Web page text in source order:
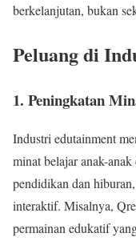
berkelanjutan, bukan
Peluang di
1. Peningkatan
Industri edutainment
minat belajar anak-
pendidikan dan
interaktif. Misalnya,
permainan edukatif